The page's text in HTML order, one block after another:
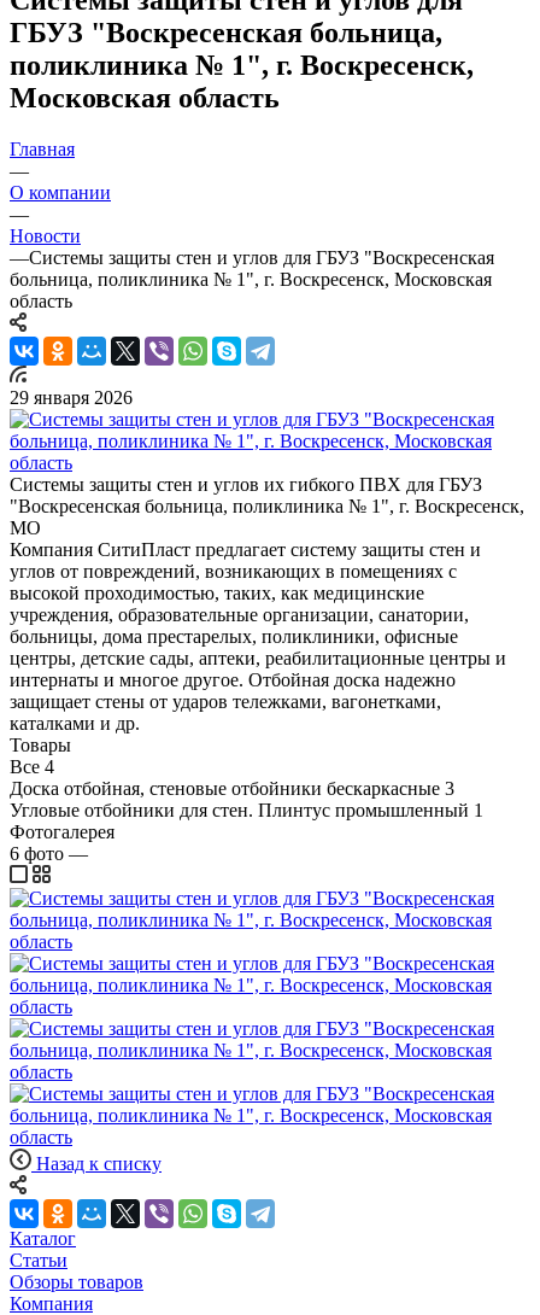
ГБУЗ "Воскресенская больница,
поликлиника № 1", г. Воскресенск,
Московская область
Главная
—
О компании
—
Новости
—Системы защиты стен и углов для ГБУЗ "Воскресенская
больница, поликлиника № 1", г. Воскресенск, Московская
область
29 января 2026
Системы защиты стен и углов их гибкого ПВХ для ГБУЗ
"Воскресенская больница, поликлиника № 1", г. Воскресенск,
МО
Компания СитиПласт предлагает систему защиты стен и
углов от повреждений, возникающих в помещениях с
высокой проходимостью, таких, как медицинские
учреждения, образовательные организации, санатории,
больницы, дома престарелых, поликлиники, офисные
центры, детские сады, аптеки, реабилитационные центры и
интернаты и многое другое. Отбойная доска надежно
защищает стены от ударов тележками, вагонетками,
каталками и др.
Товары
Все 4
Доска отбойная, стеновые отбойники бескаркасные 3
Угловые отбойники для стен. Плинтус промышленный 1
Фотогалерея
6 фото —
Назад к списку
Каталог
Статьи
Обзоры товаров
Компания